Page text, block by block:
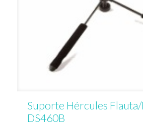
Suporte Hércules
DS460B